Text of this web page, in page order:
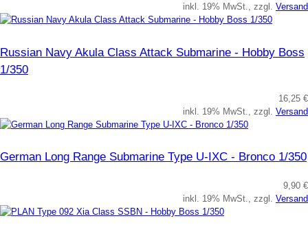
inkl. 19% MwSt., zzgl. Versand
Russian Navy Akula Class Attack Submarine - Hobby Boss
1/350
16,25 €
inkl. 19% MwSt., zzgl. Versand
German Long Range Submarine Type U-IXC - Bronco 1/350
9,90 €
inkl. 19% MwSt., zzgl. Versand